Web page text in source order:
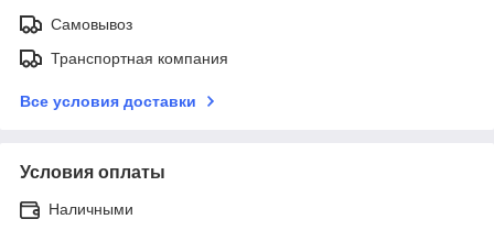
Самовывоз
Транспортная компания
Все условия доставки
Условия оплаты
Наличными